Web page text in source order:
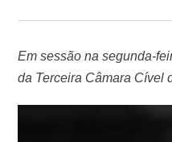
Em sessão na segunda-
da Terceira Câmara Cível